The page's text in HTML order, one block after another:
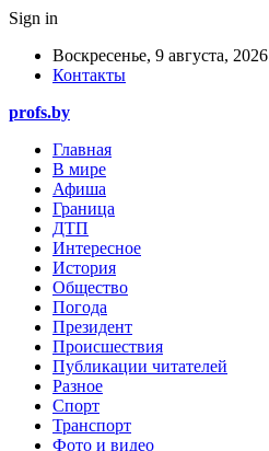
Sign in
Воскресенье, 9 августа, 2026
Контакты
profs.by
Главная
В мире
Афиша
Граница
ДТП
Интересное
История
Общество
Погода
Президент
Происшествия
Публикации читателей
Разное
Спорт
Транспорт
Фото и видео